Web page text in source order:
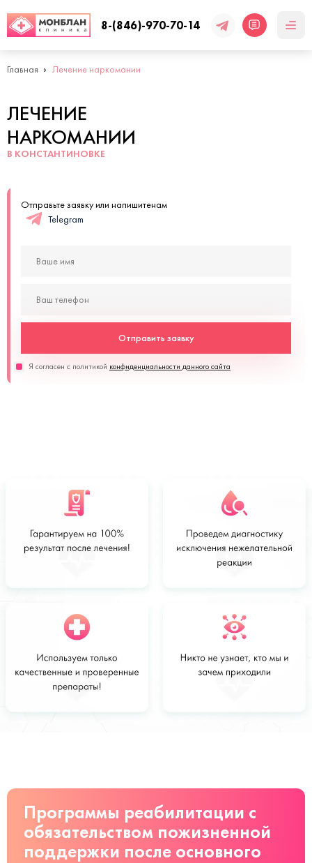
8-(846)-970-70-14
Главная Лечение наркомании
ЛЕЧЕНИЕ
НАРКОМАНИИ
В КОНСТАНТИНОВКЕ
Отправьте заявку или напишитенам
Telegram
Отправить заявку
Я согласен с политикой конфиденциальности данного сайта
Стоимость
от 2400 руб
Заказать
Программы реабилитации с
обязательством пожизненной
поддержки после основного